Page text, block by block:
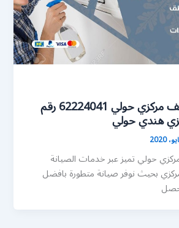
فني صيانة تكييف مركزي حولي 62224041 رقم
هندي حولي
حولي تميز عبر خدمات الصيانة
بحيث نوفر صيانة متطورة بافضل